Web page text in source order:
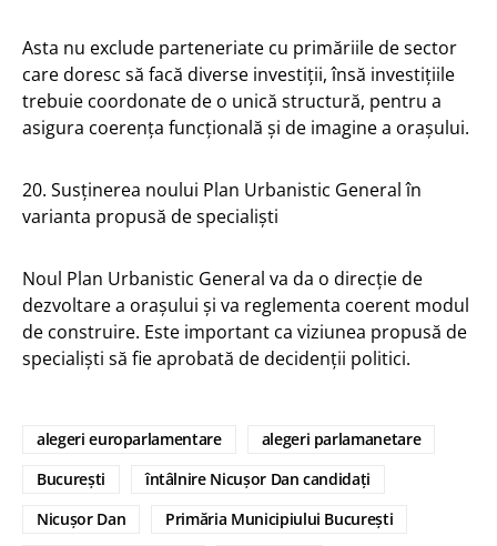
Asta nu exclude parteneriate cu primăriile de sector
care doresc să facă diverse investiții, însă investițiile
trebuie coordonate de o unică structură, pentru a
asigura coerența funcțională și de imagine a orașului.
20. Susținerea noului Plan Urbanistic General în
varianta propusă de specialiști
Noul Plan Urbanistic General va da o direcție de
dezvoltare a orașului și va reglementa coerent modul
de construire. Este important ca viziunea propusă de
specialiști să fie aprobată de decidenții politici.
alegeri europarlamentare
alegeri parlamanetare
București
întâlnire Nicușor Dan candidați
Nicușor Dan
Primăria Municipiului București